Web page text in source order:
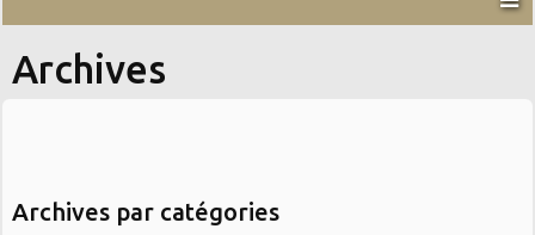
Archives
Archives par catégories